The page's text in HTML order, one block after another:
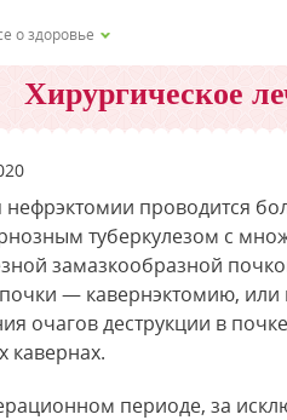
о здоровье
Хирургическое
проводится
туберкулезом с
замазкообразной
— кавернэктомию,
очагов деструкции в почке
кавернах.
периоде, за